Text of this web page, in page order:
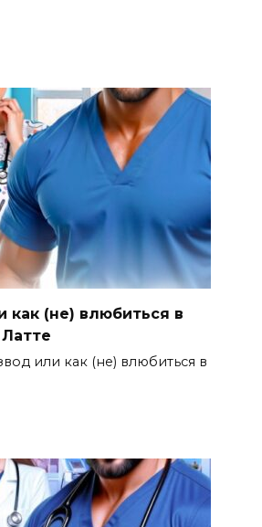
как (не) влюбиться в
или как (не) влюбиться в